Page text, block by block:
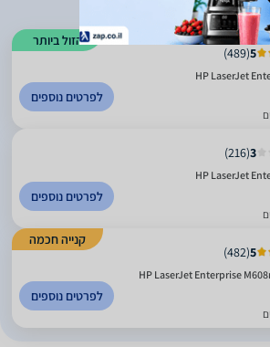
הזול ביותר
5
(
489
)
לפרטים נוספים
3
(
216
)
לפרטים נוספים
קנייה חכמה
5
(
482
)
לפרטים נוספים